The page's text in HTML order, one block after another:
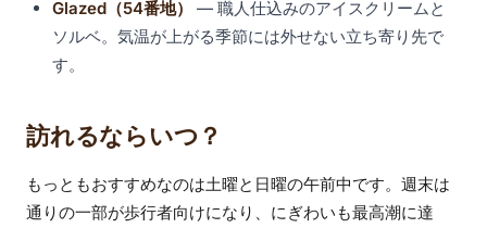
Glazed（54番地）
— 職人仕込みのアイスクリームと
ソルベ。気温が上がる季節には外せない立ち寄り先で
す。
訪れるならいつ？
もっともおすすめなのは土曜と日曜の午前中です。週末は
通りの一部が歩行者向けになり、にぎわいも最高潮に達